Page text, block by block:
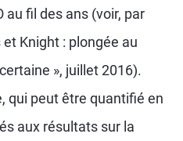
au fil des ans (voir, par
Knight : plongée au
», juillet 2016).
qui peut être quantifié en
aux résultats sur la